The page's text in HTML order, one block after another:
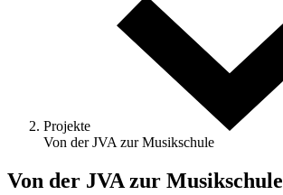
Projekte
Von der JVA zur Musikschule
Von der JVA zur Musikschule